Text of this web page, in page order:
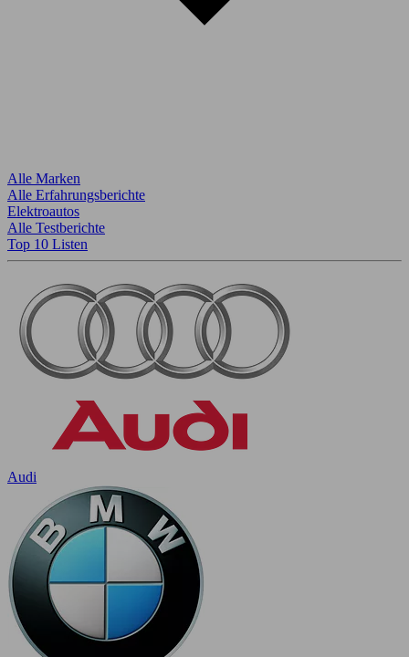
Alle Marken
Alle Erfahrungsberichte
Elektroautos
Alle Testberichte
Top 10 Listen
Audi